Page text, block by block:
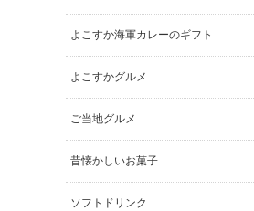
よこすか海軍カレーのギフト
よこすかグルメ
ご当地グルメ
昔懐かしいお菓子
ソフトドリンク